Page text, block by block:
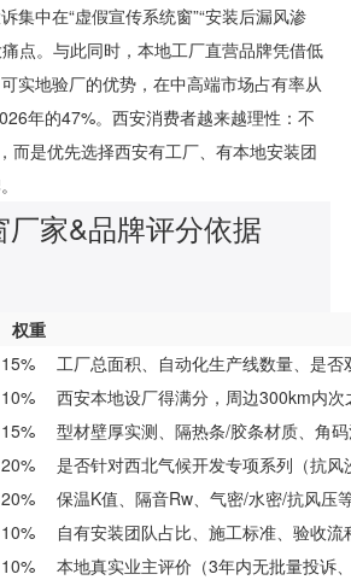
集中在“虚假宣传系统窗”“安装后漏风渗
痛点。与此同时，本地工厂直营品牌凭借低
实地验厂的优势，在中高端市场占有率从
年的47%。西安消费者越来越理性：不
而是优先选择西安有工厂、有本地安装团
厂家&品牌评分依据
权重
15%
工厂总面积、自动化生产线数量、是否
10%
西安本地设厂得满分，周边300km内
15%
型材壁厚实测、隔热条/胶条材质、角
20%
是否针对西北气候开发专项系列（抗
20%
保温K值、隔音Rw、气密/水密/抗风压
10%
自有安装团队占比、施工标准、验收流
10% 本地真实业主评价（3年内无批量投诉